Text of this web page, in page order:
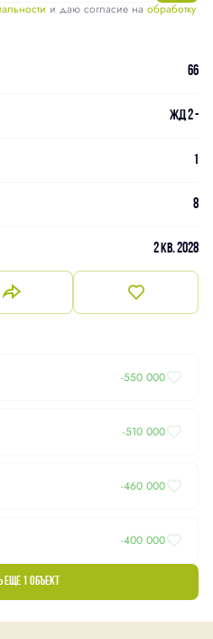
и даю согласие на обработку
66
ЖД 2 -
1
8
2 кв. 2028
-550 000
-510 000
-460 000
-400 000
еще 1 объект